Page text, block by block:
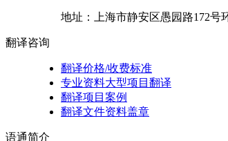
地址： 上海市静安区愚园路172号
翻译咨询
翻译价格/收费标准
专业资料大型项目翻译
翻译项目案例
翻译文件资料盖章
语通简介